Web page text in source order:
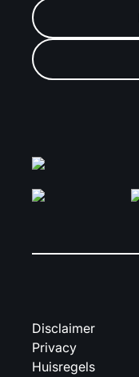
Disclaimer
Privacy
Huisregels